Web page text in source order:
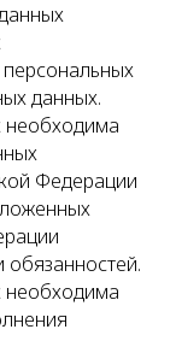
персональных
данных.
необходима
Федерации
необходима